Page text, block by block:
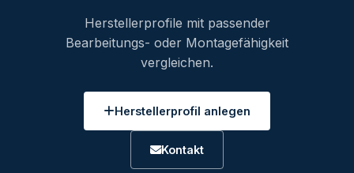
Herstellerprofile mit passender
Bearbeitungs- oder Montagefähigkeit
vergleichen.
Herstellerprofil anlegen
Kontakt